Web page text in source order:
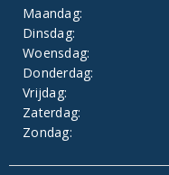
Maandag:
Dinsdag:
Woensdag:
Donderdag:
Vrijdag:
Zaterdag:
Zondag: